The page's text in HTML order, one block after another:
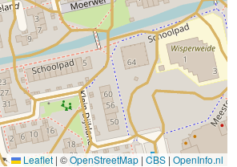
Leaflet | ©OpenStreetMap | CBS | OpenInfo.nl